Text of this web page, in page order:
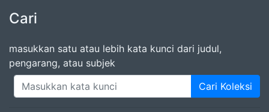
Cari
masukkan satu atau lebih kata kunci dari judul,
pengarang, atau subjek
Cari Koleksi